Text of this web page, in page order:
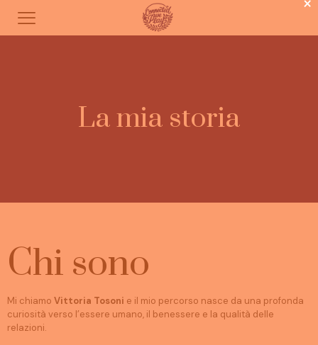
La mia storia
Chi sono
Mi chiamo Vittoria Tosoni e il mio percorso nasce da una profonda
curiosità verso l’essere umano, il benessere e la qualità delle
relazioni.